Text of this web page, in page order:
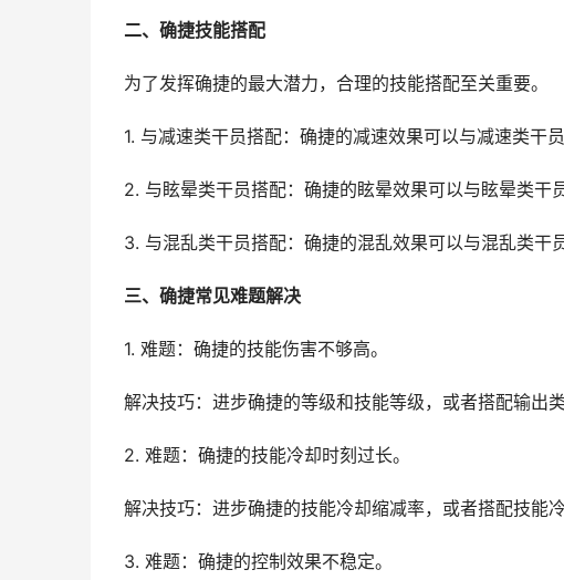
二、确捷技能搭配
为了发挥确捷的最大潜力，合理的技能搭配至关重要。
1. 与减速类干员搭配：确捷的减速效果可以与减速类干
2. 与眩晕类干员搭配：确捷的眩晕效果可以与眩晕类干
3. 与混乱类干员搭配：确捷的混乱效果可以与混乱类干
三、确捷常见难题解决
1. 难题：确捷的技能伤害不够高。
解决技巧：进步确捷的等级和技能等级，或者搭配输出
2. 难题：确捷的技能冷却时刻过长。
解决技巧：进步确捷的技能冷却缩减率，或者搭配技能
3. 难题：确捷的控制效果不稳定。